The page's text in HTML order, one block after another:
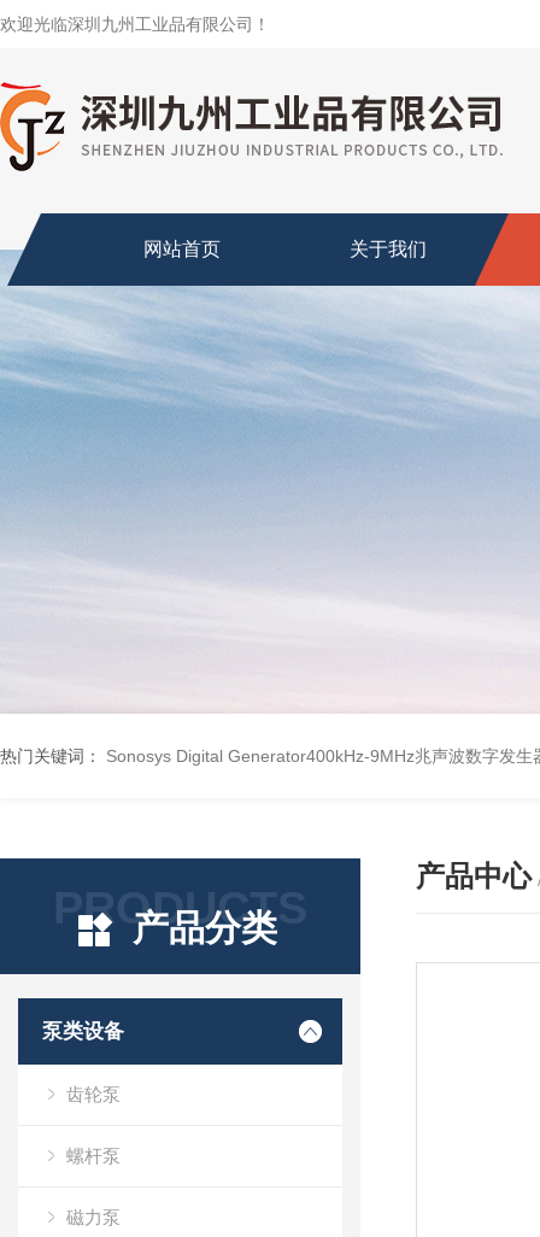
欢迎光临深圳九州工业品有限公司！
网站首页 关于我们
热门关键词： Sonosys Digital Generator400kHz-9MHz兆声波数字发生
PRODUCTS
产品分类
泵类设备
齿轮泵
螺杆泵
磁力泵
产品中心